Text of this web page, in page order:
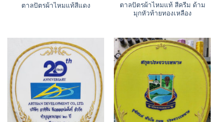
ตาลปัตรผ้าไหมแท้สีแดง
ตาลปัตรผ้าไหมแท้ สีครีม ด้าม
มุกหัวท้ายทองเหลือง